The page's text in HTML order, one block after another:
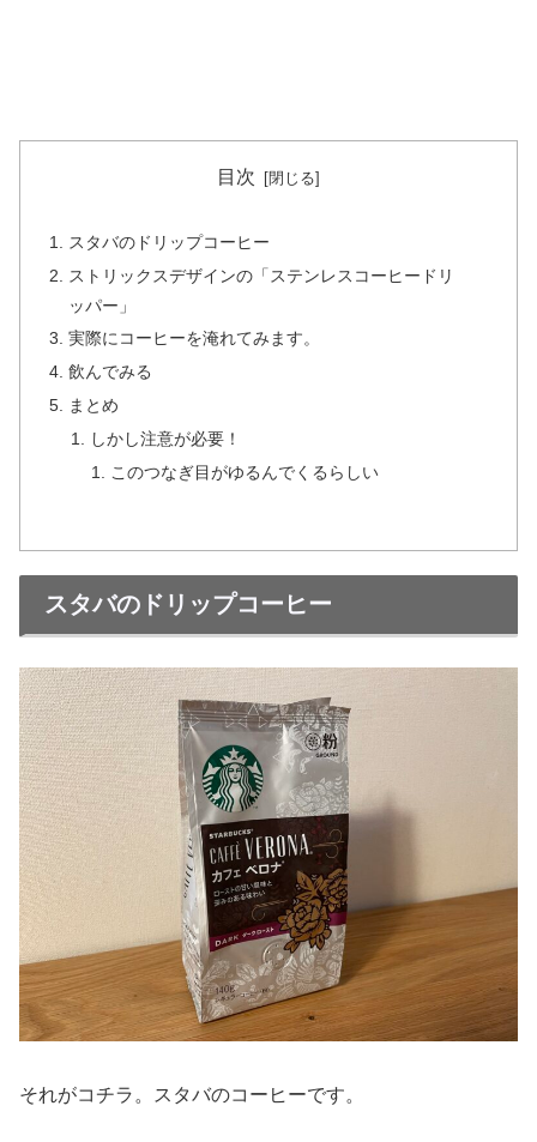
目次
スタバのドリップコーヒー
ストリックスデザインの「ステンレスコーヒードリ
ッパー」
実際にコーヒーを淹れてみます。
飲んでみる
まとめ
しかし注意が必要！
このつなぎ目がゆるんでくるらしい
スタバのドリップコーヒー
それがコチラ。スタバのコーヒーです。